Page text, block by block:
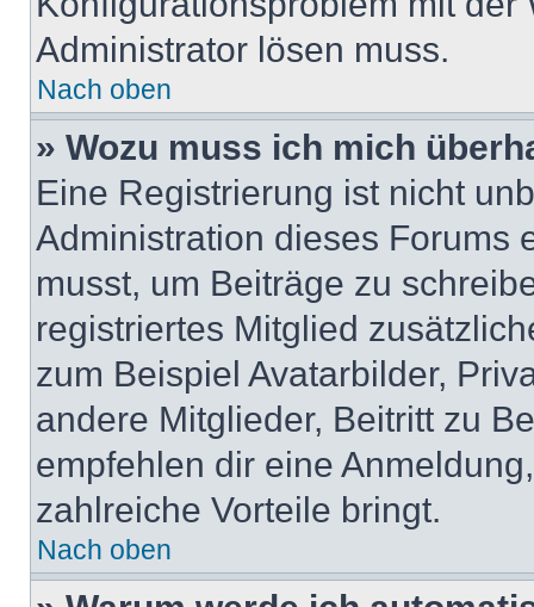
Administrator lösen muss.
Nach oben
» Wozu muss ich mich
Eine Registrierung ist nicht
Administration dieses Forums
musst, um Beiträge zu
registriertes Mitglied
zum Beispiel Avatarbilder,
andere Mitglieder, Beitritt zu
empfehlen dir eine
zahlreiche Vorteile bringt.
Nach oben